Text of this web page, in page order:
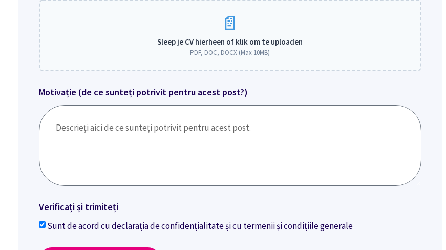
Sleep je CV hierheen of klik om te uploaden
PDF, DOC, DOCX (Max 10MB)
Motivație (de ce sunteți potrivit pentru acest post?)
Verificați și trimiteți
Sunt de acord cu declarația de confidențialitate și cu termenii și condițiile generale